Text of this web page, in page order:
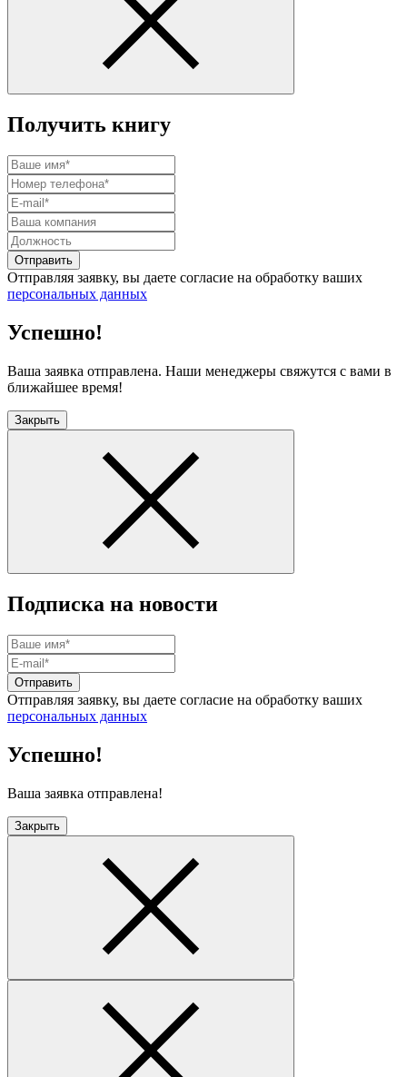
Получить книгу
Отправить
Отправляя заявку, вы даете согласие на обработку ваших
персональных данных
Успешно!
Ваша заявка отправлена. Наши менеджеры свяжутся с вами в
ближайшее время!
Закрыть
Подписка на новости
Отправить
Отправляя заявку, вы даете согласие на обработку ваших
персональных данных
Успешно!
Ваша заявка отправлена!
Закрыть